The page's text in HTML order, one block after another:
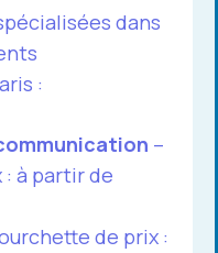
dans
:
–
à partir de
de prix :